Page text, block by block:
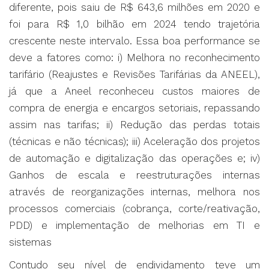
diferente, pois saiu de R$ 643,6 milhões em 2020 e
foi para R$ 1,0 bilhão em 2024 tendo trajetória
crescente neste intervalo. Essa boa performance se
deve a fatores como: i) Melhora no reconhecimento
tarifário (Reajustes e Revisões Tarifárias da ANEEL),
já que a Aneel reconheceu custos maiores de
compra de energia e encargos setoriais, repassando
assim nas tarifas; ii) Redução das perdas totais
(técnicas e não técnicas); iii) Aceleração dos projetos
de automação e digitalização das operações e; iv)
Ganhos de escala e reestruturações internas
através de reorganizações internas, melhora nos
processos comerciais (cobrança, corte/reativação,
PDD) e implementação de melhorias em TI e
sistemas
Contudo seu nível de endividamento teve um